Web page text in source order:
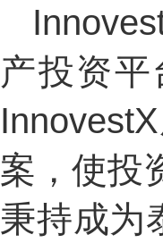
产投资
案，使投
秉持成为